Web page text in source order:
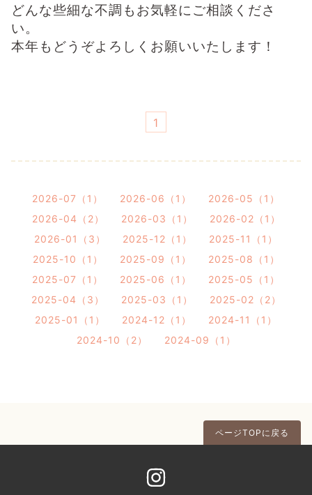
どんな些細な不調もお気軽にご相談くださ
い。
本年もどうぞよろしくお願いいたします！
1
2026-07（1） 2026-06（1）
2026-05（1）
2026-04（2）
2026-03（1）
2026-02（1）
2026-01（3）
2025-12（1）
2025-11（1）
2025-10（1）
2025-09（1）
2025-08（1）
2025-07（1）
2025-06（1）
2025-05（1）
2025-04（3）
2025-03（1）
2025-02（2）
2025-01（1）
2024-12（1）
2024-11（1）
2024-10（2）
2024-09（1）
ページTOPに戻る